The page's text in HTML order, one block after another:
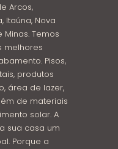
Arcos,
Itaúna, Nova
Minas. Temos
melhores
Pisos,
produtos
área de lazer,
de materiais
solar. A
sua casa um
Porque a